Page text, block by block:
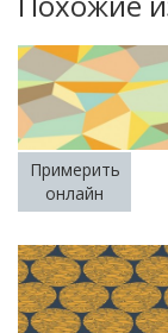
Примерить
онлайн